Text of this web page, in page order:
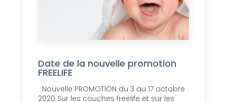
Date de la nouvelle promotion
FREELIFE
Nouvelle PROMOTION du 3 au 17 octobre
2020 Sur les couches freelife et sur les